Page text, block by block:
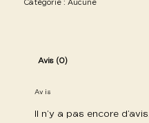
Catégorie : Aucune
Avis (0)
Avis
Il n’y a pas encore d’avis.